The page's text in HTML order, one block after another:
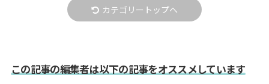
カテゴリートップへ
この記事の編集者は以下の記事をオススメしています